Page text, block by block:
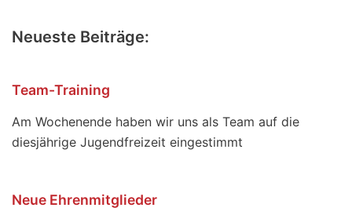
Neueste Beiträge:
Team-Training
Am Wochenende haben wir uns als Team auf die
diesjährige Jugendfreizeit eingestimmt
Neue Ehrenmitglieder